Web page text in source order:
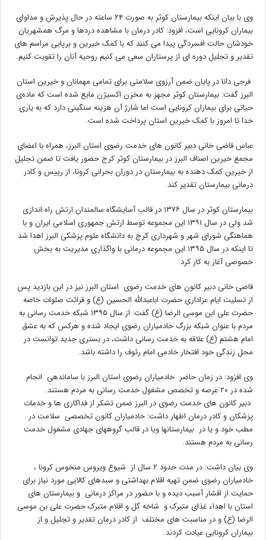
وی با بیان اینکه بیمارستان کوثر به صورت ۲۴ ساعته در حال پذیرش و مداوای
بیماران کرونایی است، افزود: کادر درمان با مشاهده دردها و مرگ همشهریان
خودشان حالت افسردگی پیدا می کنند که با کمک خیرین و برپایی مراسم های
تقدیر و تجلیل دوره ای از پرستاران سعی می کنیم روحیه آنان را تقویت کنیم.
فرجی دانا در پایان ضمن آرزوی سلامتی برای تمامی مهمانان و خیرین استان
البرز گفت: بیمارستان کوثر مجهز به مخزن اکسیژن مایع شده است که ماده‌ی
حیاتی برای بیماران کرونایی است اما شارژ آن هزینه سنگینی دارد که به یاری
خدا تا امروز با کمک خیرین استان پرداخت شده است.
عباس قاضی خانی دبیر کانون های خدمت رضوی استان البرز، همراه با اعضای
مجمع خیرین اصناف البرز در بیمارستان کوثر کرج حضور یافت تا ضمن تجلیل
از خیرین کمک دهنده به بیمارستان در دوران بحرانی کرونا، از رییس و کادر
درمانی بیمارستان تقدیر کند.
بیمارستان کوثر در سال ۱۳۷۶ در قالب آسایشگاه سالمندان ارتش راه اندازی
شد ولی در سال ۱۳۹۱ این مجموعه توسط ارتش جمهوری اسلامی ایران و با
هماهنگی شورای شهر و شهرداری کرج به دانشگاه علوم پزشکی البرز اهدا شد
تا اینکه در سال ۱۳۹۵ این مجموعه درمانی با واگذاری مدیریت به بخش
خصوصی آغاز به کار کرد.
قاضی خانی دبیر کانون های خدمت رضوی استان البرز نیز در این بازدید پس
از تسلیت ایام عزاداری حضرت اباعبدالله الحسین (ع) و قرائت صلوات خاصه
حضرت علی ابن موسی الرضا (ع) گفت: از سال ۱۳۹۵ شبکه خدمت رسانی به
مردم با عنوان شبکه بزرگ خادمیاران رضوی ایجاد شده و هرکس که به عشق
امام هشتم (ع) علاقه به خدمت رسانی داشت، در بستری جدید توانست در
محل زندگی خود افتخار خادمی امام رئوف را داشته باشد.
وی افزود: در زمان حاضر خادمیاران رضوی استان البرز با ساماندهی انجام
شده در ۲۰ عرصه و تخصص مشغول خدمت رسانی به مردم هستند.
دبیر کانون های خدمت رضوی در البرز ضمن تشکر از فداکاری ها و خدمات
پزشکان و کادر درمان اظهار داشت: خادمیاران کانون تخصصی سلامت در
مطب خود و یا در بیمارستانها ویا در قالب گروههای جهادی مشغول خدمت
رسانی به مردم هستند.
وی بیان داشت: در مدت حدود ۲ سال از شیوع ویروس منحوس کرونا ،
خادمیاران رضوی ضمن تهیه اقلام بهداشتی و سبدهای کالایی مورد نیاز برای
حمایت از اقشار آسبب دیده و با حضور در مراکز درمانی و بیمارستان های
استان با اهداء غذای متبرک و شاخه گل و اقلام متبرک حضرت علی بن موسی
الرضا (ع) و در مناسبت های مختلف از کادر درمان تقدیر و تجلیل و از
بیماران کرونایی عیادت کردند.